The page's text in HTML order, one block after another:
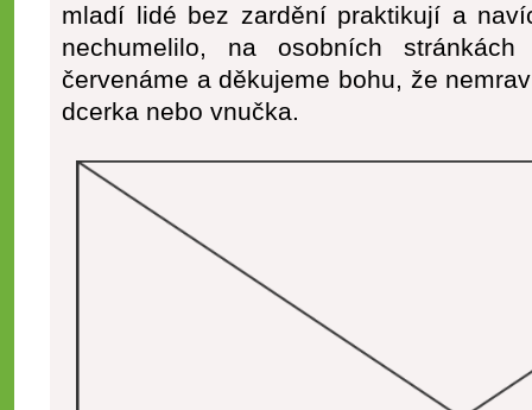
mladí lidé bez zardění praktikují a
nechumelilo, na osobních
červenáme a děkujeme bohu, že
dcerka nebo vnučka.